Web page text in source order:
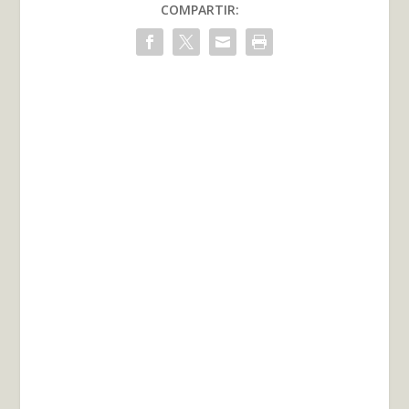
COMPARTIR: